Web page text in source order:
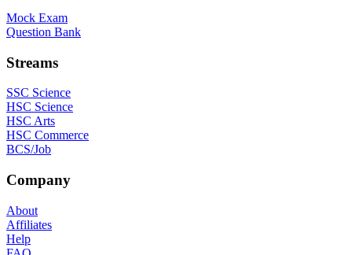
Mock Exam
Question Bank
Streams
SSC Science
HSC Science
HSC Arts
HSC Commerce
BCS/Job
Company
About
Affiliates
Help